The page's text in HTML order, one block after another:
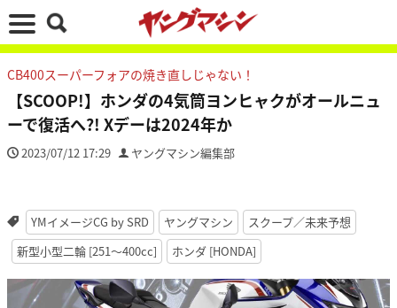
CB400スーパーフォアの焼き直しじゃない！
【SCOOP!】ホンダの4気筒ヨンヒャクがオールニュ
ーで復活へ?! Xデーは2024年か
2023/07/12 17:29 ヤングマシン編集部
YMイメージCG by SRD ヤングマシン
スクープ／未来予想
新型小型二輪 [251〜400cc]
ホンダ [HONDA]